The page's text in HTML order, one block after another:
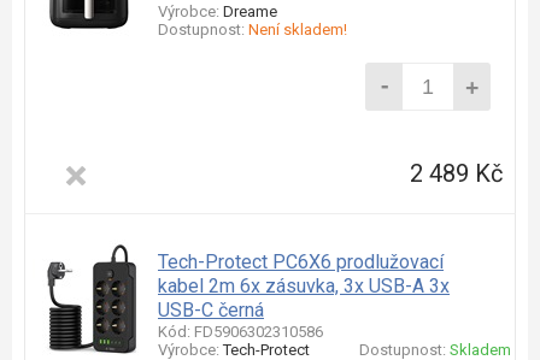
Výrobce: Dreame
Dostupnost: Není skladem!
- +
2 489 Kč
Tech-Protect PC6X6 prodlužovací
kabel 2m 6x zásuvka, 3x USB-A 3x
USB-C černá
Kód: FD5906302310586
Výrobce:Tech-Protect Dostupnost: Skladem